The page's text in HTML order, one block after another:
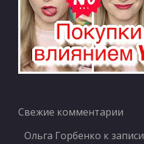
Свежие комментарии
Ольга Горбенко к записи